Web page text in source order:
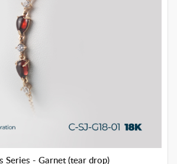
Series - Garnet (tear drop)